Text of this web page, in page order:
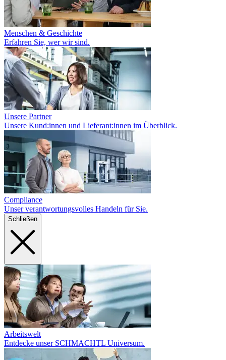
Menschen & Geschichte
Erfahren Sie, wer wir sind.
Unsere Partner
Unsere Kund:innen und Lieferant:innen im Überblick.
Compliance
Unser verantwortungsvolles Handeln für Sie.
Schließen
Arbeitswelt
Entdecke unser SCHMACHTL Universum.